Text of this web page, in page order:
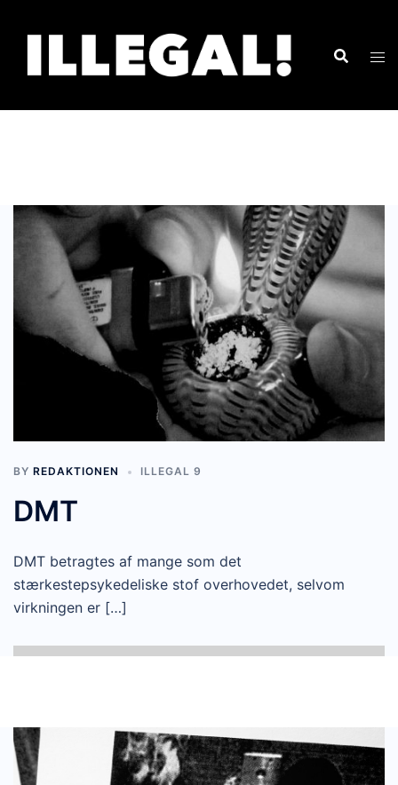
BY REDAKTIONEN ILLEGAL 9
DMT
DMT betragtes af mange som det
stærkestepsykedeliske stof overhovedet, selvom
virkningen er […]